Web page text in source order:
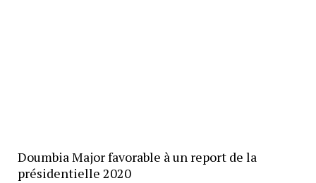
Doumbia Major favorable à un report de la
présidentielle 2020